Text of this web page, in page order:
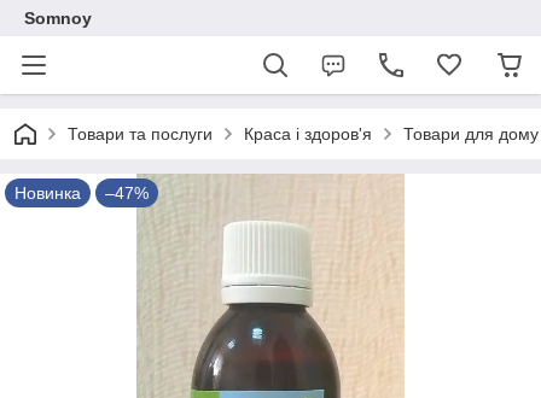
Somnoy
Товари та послуги Краса і здоров'я Товари для дому
Новинка –47%